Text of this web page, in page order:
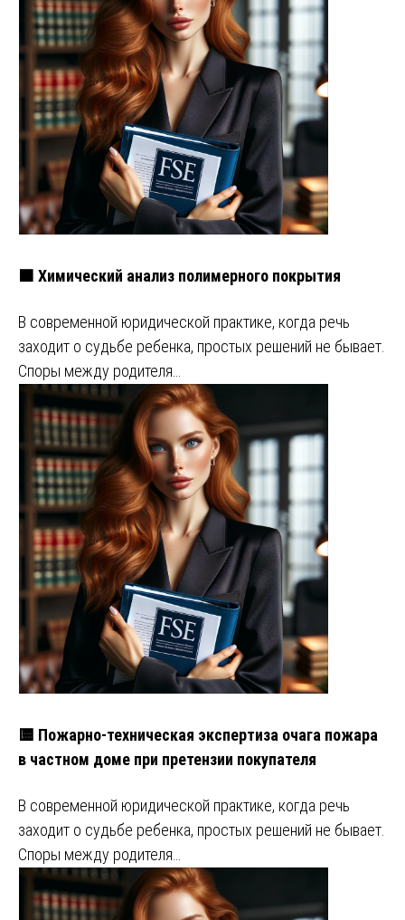
🟧 Химический анализ полимерного покрытия
В современной юридической практике, когда речь
заходит о судьбе ребенка, простых решений не бывает.
Споры между родителя…
🟨 Пожарно-техническая экспертиза очага пожара
в частном доме при претензии покупателя
В современной юридической практике, когда речь
заходит о судьбе ребенка, простых решений не бывает.
Споры между родителя…